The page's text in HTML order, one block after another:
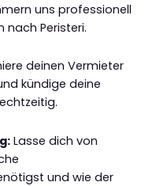
uns professionell
nach Peristeri.
deinen Vermieter
kündige deine
Lasse dich von
und wie der